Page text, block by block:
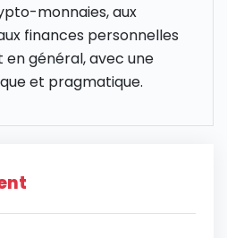
monnaies, aux
finances personnelles
général, avec une
et pragmatique.